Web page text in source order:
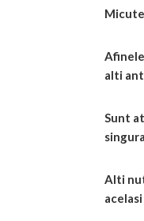
alti
Sunt
Alti